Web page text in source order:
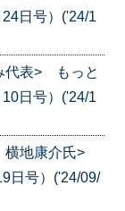
日号）('24/1
代表> もっと
日号）('24/1
横地康介氏>
日号）('24/09/